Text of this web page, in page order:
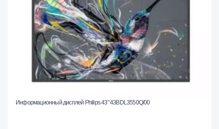
Информационный дисплей Philips 43" 43BDL3550Q/00